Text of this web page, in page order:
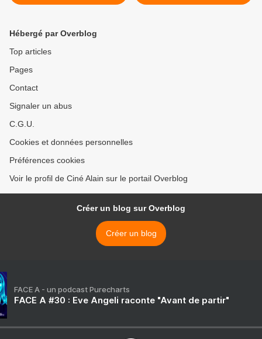
Hébergé par Overblog
Top articles
Pages
Contact
Signaler un abus
C.G.U.
Cookies et données personnelles
Préférences cookies
Voir le profil de Ciné Alain sur le portail Overblog
Créer un blog sur Overblog
Créer un blog
FACE A - un podcast Purecharts
FACE A #30 : Eve Angeli raconte "Avant de partir"